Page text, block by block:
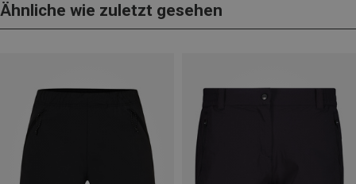
Ähnliche wie zuletzt gesehen